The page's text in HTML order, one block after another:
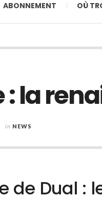
ABONNEMENT OÙ
la
in NEWS
de Dual :